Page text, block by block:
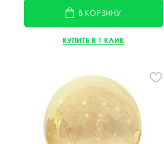
В КОРЗИНУ
КУПИТЬ В 1 КЛИК